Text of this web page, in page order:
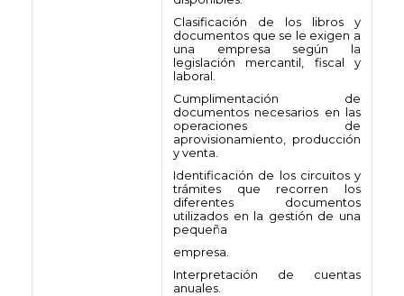
Clasificación de los libros y
documentos que se le exigen a
una empresa según la
legislación mercantil, fiscal y
laboral.
Cumplimentación de
documentos necesarios en las
operaciones de
aprovisionamiento, producción
y venta.
Identificación de los circuitos y
trámites que recorren los
diferentes documentos
utilizados en la gestión de una
pequeña
empresa.
Interpretación de cuentas
anuales.